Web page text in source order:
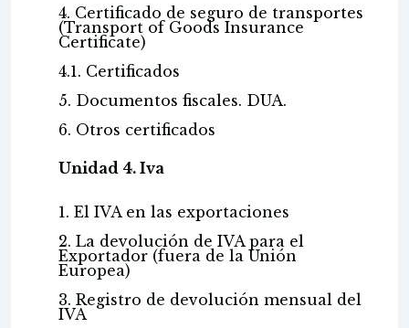
4. Certificado de seguro de transportes
(Transport of Goods Insurance
Certificate)
4.1. Certificados
5. Documentos fiscales. DUA.
6. Otros certificados
Unidad 4. Iva
1. El IVA en las exportaciones
2. La devolución de IVA para el
Exportador (fuera de la Unión
Europea)
3. Registro de devolución mensual del
IVA